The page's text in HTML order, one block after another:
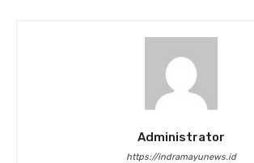
Administrator
https://indramayunews.id